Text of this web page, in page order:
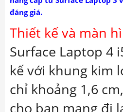
đáng giá.
Thiết kế và màn
Surface Laptop 4
kế với khung kim
chỉ khoảng 1,6
cho bạn mang đi